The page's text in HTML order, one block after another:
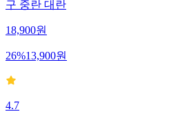
구 중란 대란
18,900원
26%13,900원
4.7